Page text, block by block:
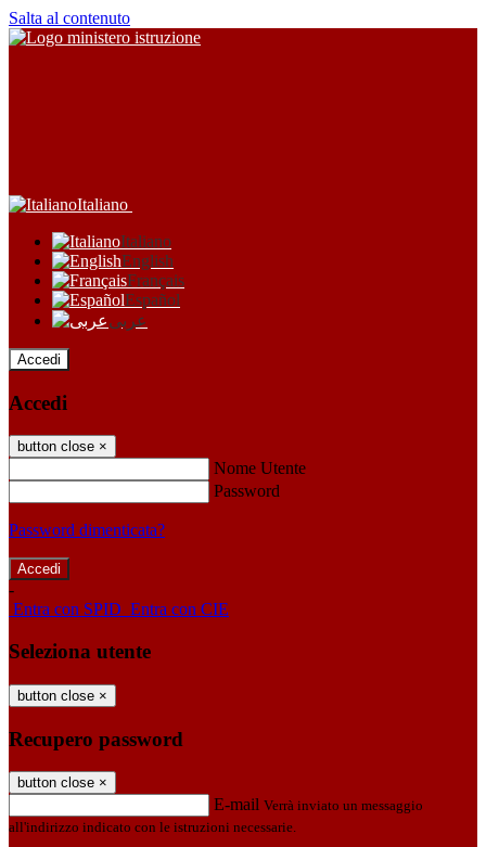
Salta al contenuto
Italiano
Italiano
English
Français
Español
عربى
Accedi
Accedi
button close ×
Nome Utente
Password
Password dimenticata?
-
Entra con SPID Entra con CIE
Seleziona utente
button close ×
Recupero password
button close ×
E-mail Verrà inviato un messaggio
all'indirizzo indicato con le istruzioni necessarie.